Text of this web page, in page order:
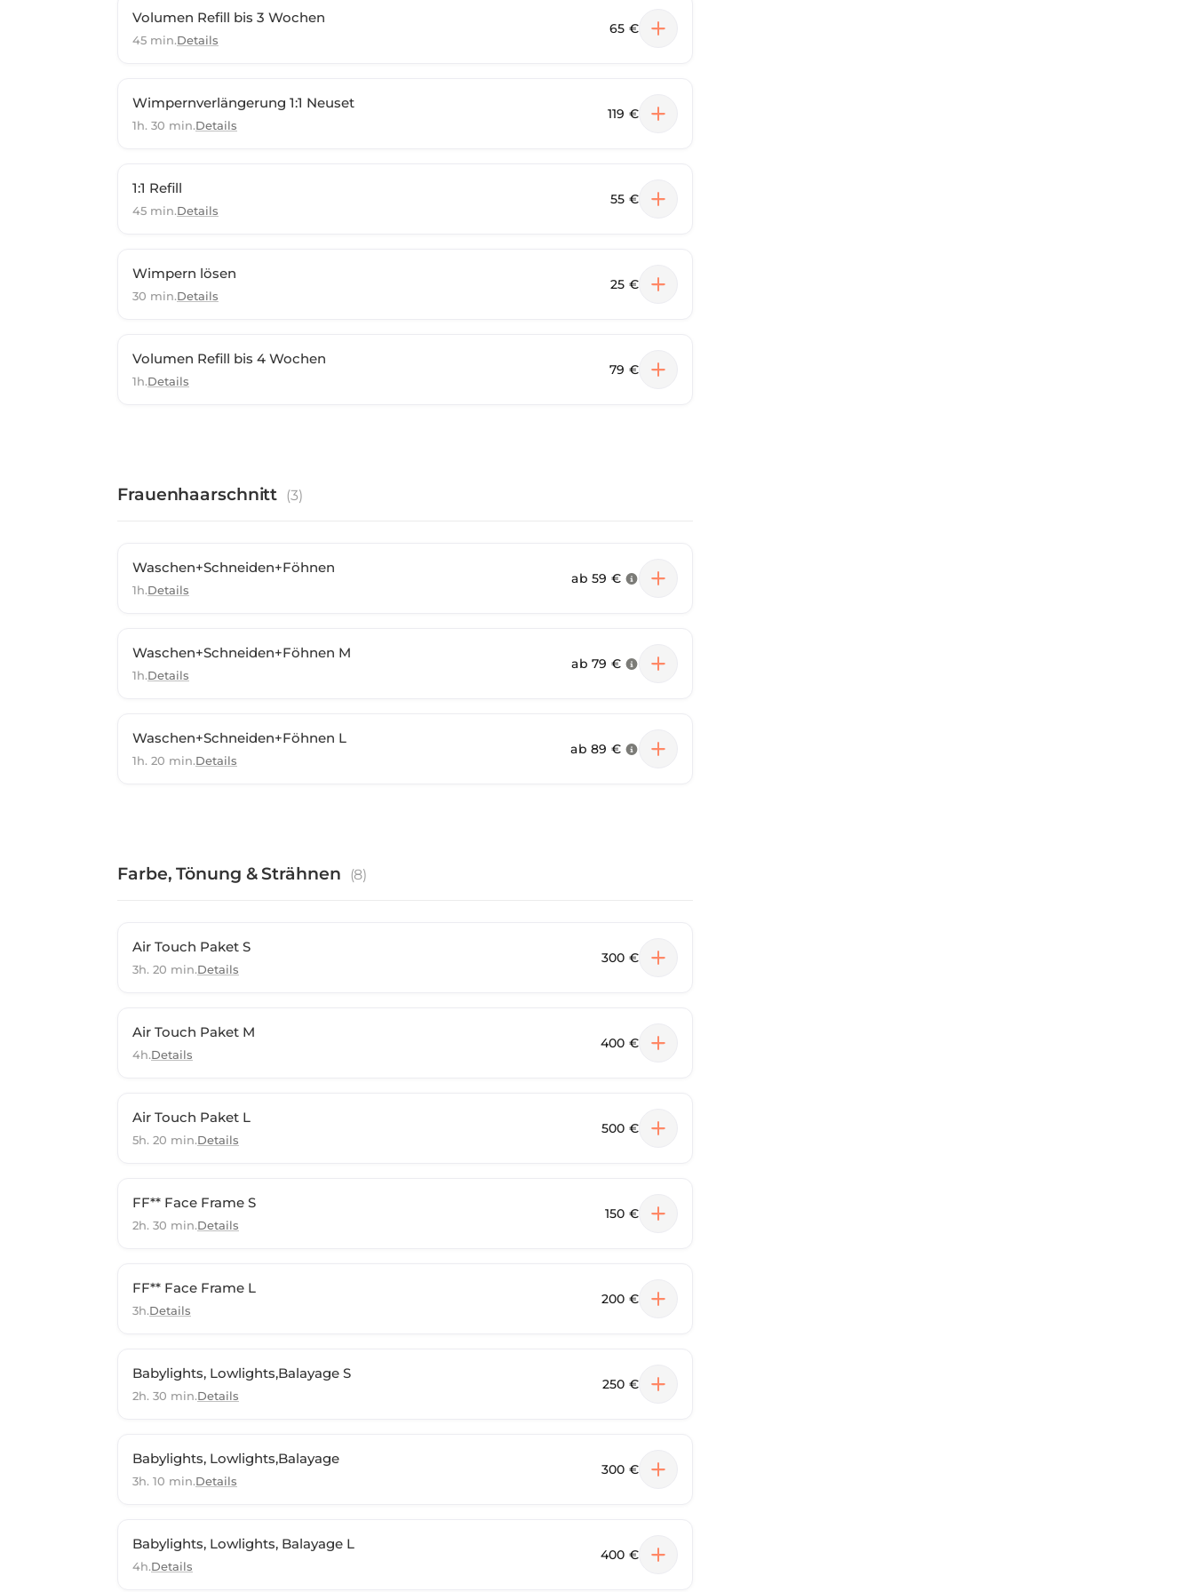
Volumen Refill bis 3 Wochen
45 min.Details
65 €
Wimpernverlängerung 1:1 Neuset
1h. 30 min.Details
119 €
1:1 Refill
45 min.Details
55 €
Wimpern lösen
30 min.Details
25 €
Volumen Refill bis 4 Wochen
1h.Details
79 €
Frauenhaarschnitt (3)
Waschen+Schneiden+Föhnen
1h.Details
ab 59 €
Waschen+Schneiden+Föhnen M
1h.Details
ab 79 €
Waschen+Schneiden+Föhnen L
1h. 20 min.Details
ab 89 €
Farbe, Tönung & Strähnen (8)
Air Touch Paket S
3h. 20 min.Details
300 €
Air Touch Paket M
4h.Details
400 €
Air Touch Paket L
5h. 20 min.Details
500 €
FF** Face Frame S
2h. 30 min.Details
150 €
FF** Face Frame L
3h.Details
200 €
Babylights, Lowlights,Balayage S
2h. 30 min.Details
250 €
Babylights, Lowlights,Balayage
3h. 10 min.Details
300 €
Babylights, Lowlights, Balayage L
4h.Details
400 €